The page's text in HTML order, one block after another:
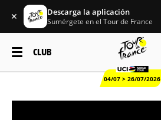
✕ Descarga la aplicación
Sumérgete en el Tour de France
CLUB
04/07 > 26/07/2026